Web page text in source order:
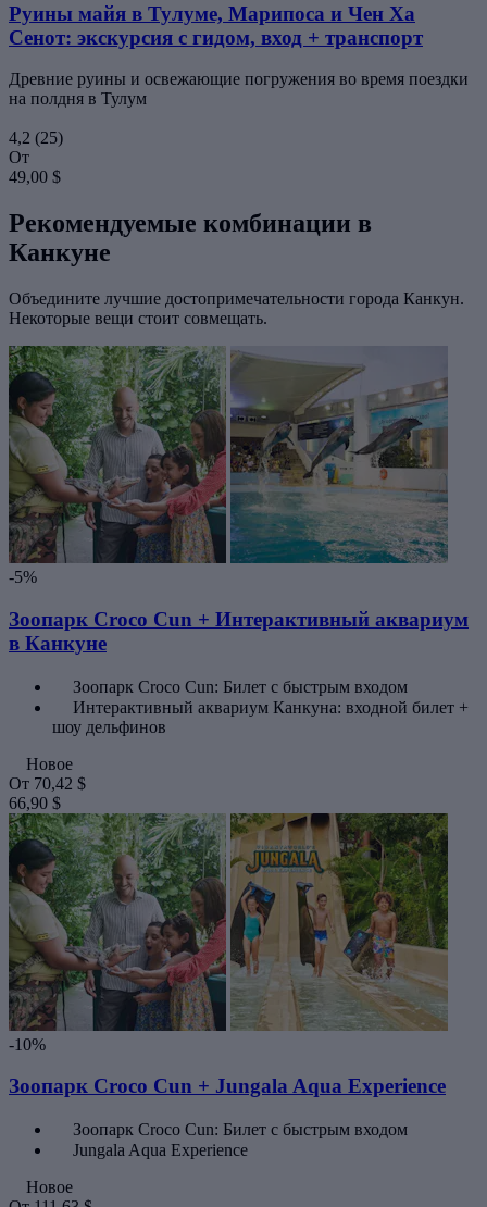
Руины майя в Тулуме, Марипоса и Чен Ха
Сенот: экскурсия с гидом, вход + транспорт
Древние руины и освежающие погружения во время поездки
на полдня в Тулум
4,2 (25)
От
49,00 $
Рекомендуемые комбинации в
Канкуне
Объедините лучшие достопримечательности города Канкун.
Некоторые вещи стоит совмещать.
-5%
Зоопарк Croco Cun + Интерактивный аквариум
в Канкуне
Зоопарк Croco Cun: Билет с быстрым входом
Интерактивный аквариум Канкуна: входной билет +
шоу дельфинов
Новое
От 70,42 $
66,90 $
-10%
Зоопарк Croco Cun + Jungala Aqua Experience
Зоопарк Croco Cun: Билет с быстрым входом
Jungala Aqua Experience
Новое